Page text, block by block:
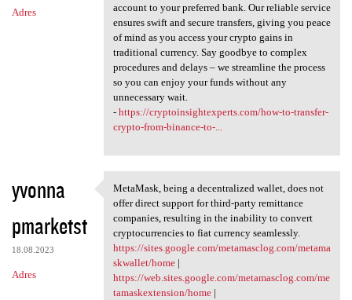
Adres
account to your preferred bank. Our reliable service
ensures swift and secure transfers, giving you peace
of mind as you access your crypto gains in
traditional currency. Say goodbye to complex
procedures and delays – we streamline the process
so you can enjoy your funds without any
unnecessary wait.
- https://cryptoinsightexperts.com/how-to-transfer-
crypto-from-binance-to-...
yvonna
pmarketst
18.08.2023
Adres
MetaMask, being a
MetaMask, being a decentralized wallet, does not
offer direct support for third-party remittance
companies, resulting in the inability to convert
cryptocurrencies to fiat currency seamlessly.
https://sites.google.com/metamasclog.com/metama
skwallet/home|
https://web.sites.google.com/metamasclog.com/me
tamaskextension/home|